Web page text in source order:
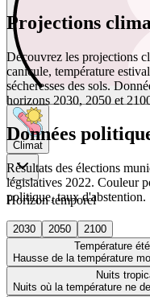
Climat
Horizon temporel
2030 2050
2100
Température été
Hausse de la température
Nuits
Nuits où la température ne
Projections
Découvrez les projections
canicule, température
sécheresses des sols.
horizons 2030, 2050 et
Données
Résultats des élections
législatives 2022. Couleur
politique, taux d'abstention.